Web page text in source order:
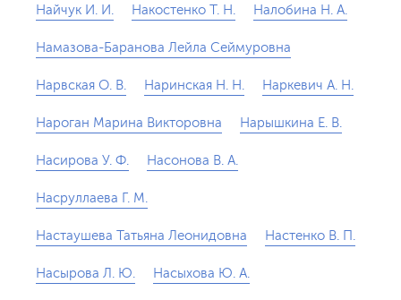
Найчук И. И. Накостенко Т. Н. Налобина Н. А.
Намазова-Баранова Лейла Сеймуровна
Нарвская О. В. Наринская Н. Н. Наркевич А. Н.
Нароган Марина Викторовна Нарышкина Е. В.
Насирова У. Ф. Насонова В. А.
Насруллаева Г. М.
Настаушева Татьяна Леонидовна Настенко В. П.
Насырова Л. Ю. Насыхова Ю. А.